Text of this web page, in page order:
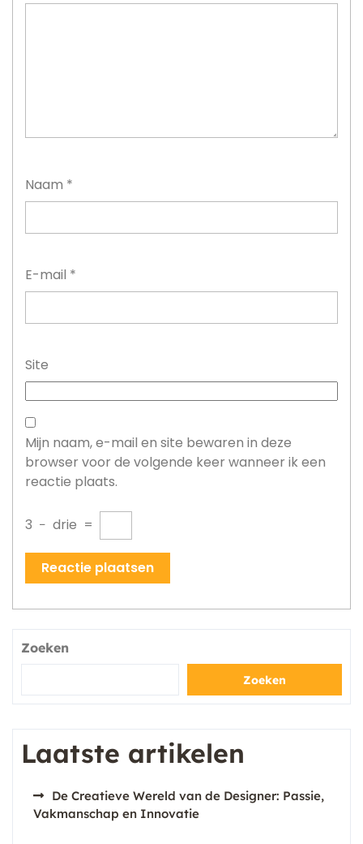
Naam *
E-mail *
Site
Mijn naam, e-mail en site bewaren in deze
browser voor de volgende keer wanneer ik een
reactie plaats.
3 − drie =
Zoeken
Zoeken
Laatste artikelen
De Creatieve Wereld van de Designer: Passie,
Vakmanschap en Innovatie